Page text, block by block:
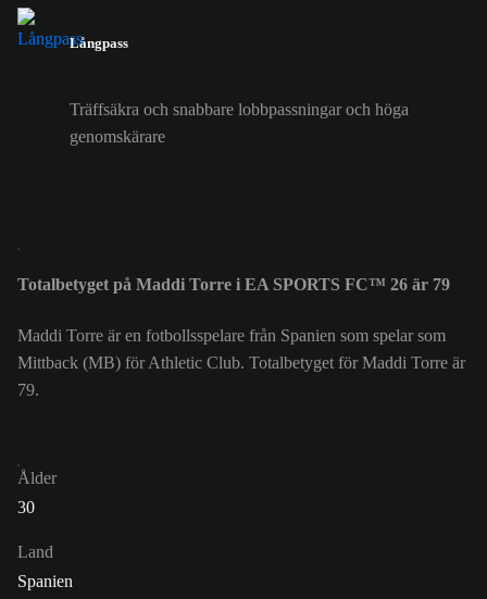
Långpass
Träffsäkra och snabbare lobbpassningar och höga
genomskärare
Totalbetyget på Maddi Torre i EA SPORTS FC™ 26 är 79
Maddi Torre är en fotbollsspelare från Spanien som spelar som
Mittback (MB) för Athletic Club. Totalbetyget för Maddi Torre är
79.
Ålder
30
Land
Spanien